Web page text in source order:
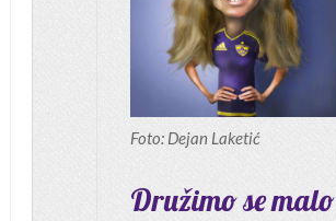
Foto: Dejan Laketić
Družimo se malo